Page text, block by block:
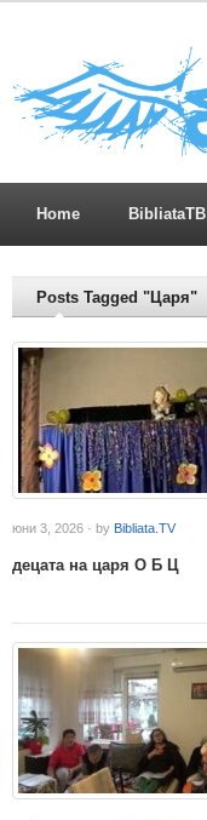
Home BibliataTB
Posts Tagged "Царя"
юни 3, 2026 · by Bibliata.TV
децата на царя О Б Ц